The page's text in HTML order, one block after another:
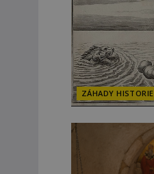
ZÁHADY HISTORIE